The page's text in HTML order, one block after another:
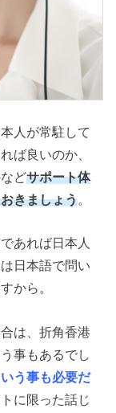
人が常駐して
ば良いのか、
どサポート体
きましょう。
あれば日本人
日本語で問い
から。
は、折角香港
事もあるでし
う事も必要だ
に限った話じ